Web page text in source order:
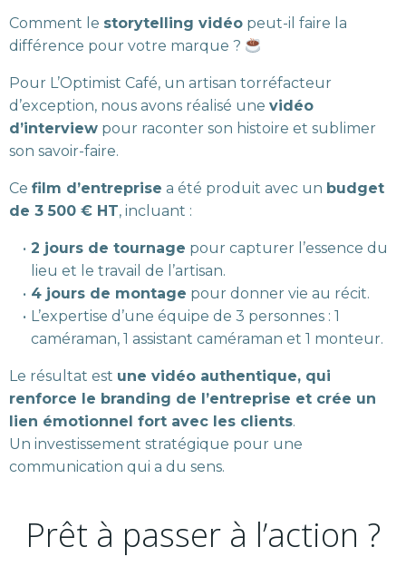
Comment le storytelling vidéo peut-il faire la
différence pour votre marque ?
Pour L’Optimist Café, un artisan torréfacteur
d’exception, nous avons réalisé une vidéo
d’interview pour raconter son histoire et sublimer
son savoir-faire.
Ce film d’entreprise a été produit avec un budget
de 3 500 € HT, incluant :
2 jours de tournage pour capturer l’essence du
lieu et le travail de l’artisan.
4 jours de montage pour donner vie au récit.
L’expertise d’une équipe de 3 personnes : 1
caméraman, 1 assistant caméraman et 1 monteur.
Le résultat est une vidéo authentique, qui
renforce le branding de l’entreprise et crée un
lien émotionnel fort avec les clients.
Un investissement stratégique pour une
communication qui a du sens.
Prêt à passer à l’action ?